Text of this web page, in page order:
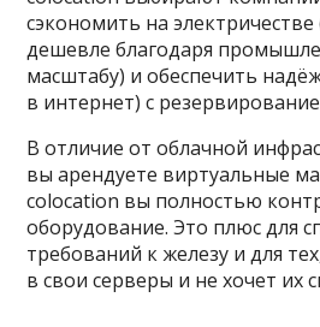
сэкономить на
дешевле благодаря
масштабу) и обеспечить
в интернет) с
В отличие от облачной
вы арендуете виртуальные
colocation вы полностью
оборудование. Это плюс для
требований к железу и для
в свои серверы и не хочет их